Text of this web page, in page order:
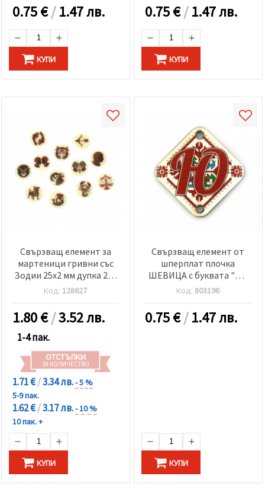
0.75€/1.47 лв.
КУПИ
0.75€/1.47 лв.
КУПИ
Свързващ елемент за
мартеници гривни със
Зодии 25x2 мм дупка 2x3
мм -12 броя
Код: 128627
1.80€/3.52 лв.
1-4 пак.
ОТСТЪПКИ
ЗА КОЛИЧЕСТВО
1.71 €/3.34 лв.- 5 %
5-9 пак.
1.62 €/3.17 лв.- 10 %
10 пак. +
КУПИ
Свързващ елемент от
шперплат плочка
ШЕВИЦА с буквата "Ю"
30x2 мм дупка 2.5 мм -5
броя
Код: 803196
0.75€/1.47 лв.
КУПИ